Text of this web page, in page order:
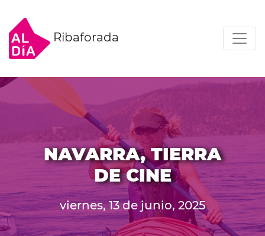
Ribaforada
NAVARRA, TIERRA
DE CINE
viernes, 13 de junio, 2025